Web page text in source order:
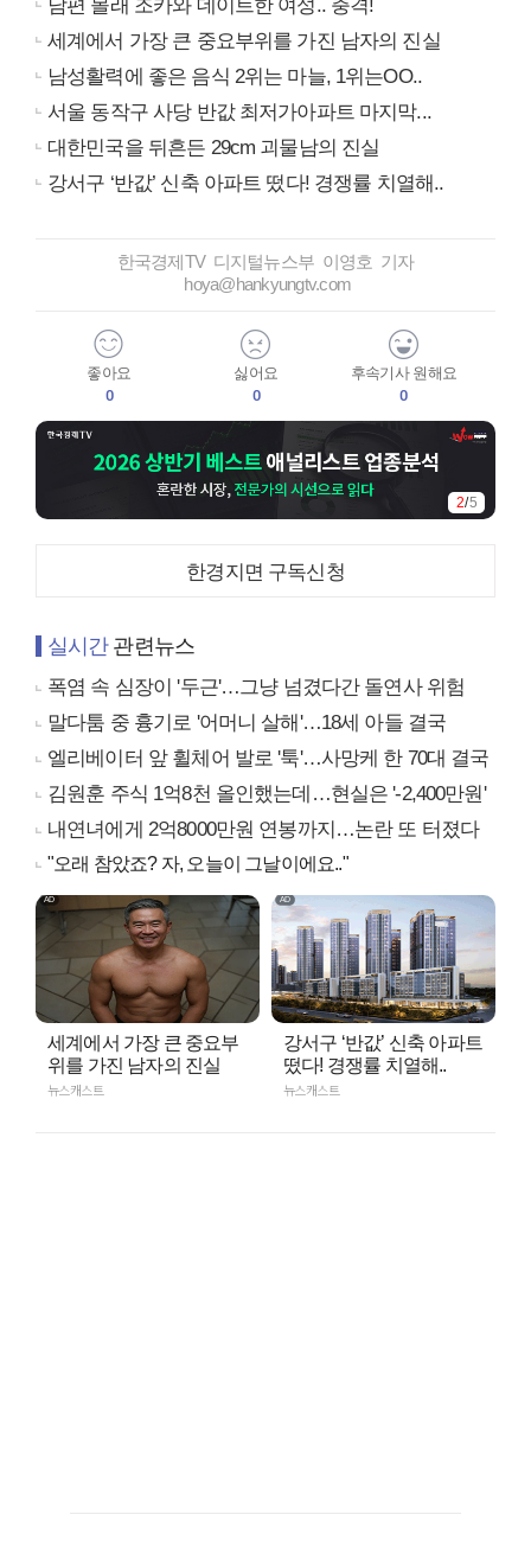
남편 몰래 조카와 데이트한 여성.. 충격!
세계에서 가장 큰 중요부위를 가진 남자의 진실
남성활력에 좋은 음식 2위는 마늘, 1위는OO..
서울 동작구 사당 반값 최저가아파트 마지막...
대한민국을 뒤흔든 29cm 괴물남의 진실
강서구 ‘반값’ 신축 아파트 떴다! 경쟁률 치열해..
한국경제TV 디지털뉴스부 이영호 기자
hoya@hankyungtv.com
좋아요
0
싫어요
0
후속기사 원해요
0
3/5
한경지면 구독신청
실시간관련뉴스
폭염 속 심장이 '두근'…그냥 넘겼다간 돌연사 위험
말다툼 중 흉기로 '어머니 살해'…18세 아들 결국
엘리베이터 앞 휠체어 발로 '툭'…사망케 한 70대 결국
김원훈 주식 1억8천 올인했는데…현실은 '-2,400만원'
내연녀에게 2억8000만원 연봉까지…논란 또 터졌다
"오래 참았죠? 자, 오늘이 그날이에요.."
세계에서 가장 큰 중요부
위를 가진 남자의 진실
뉴스캐스트
강서구 ‘반값’ 신축 아파트
떴다! 경쟁률 치열해..
뉴스캐스트